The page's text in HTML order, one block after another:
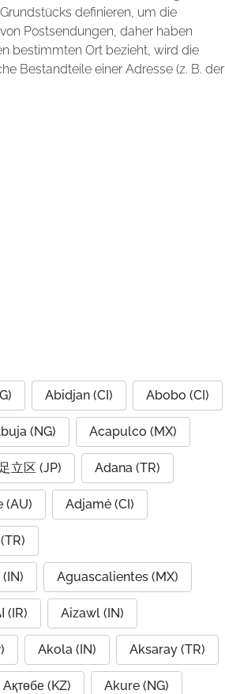
definieren, um die
Postsendungen, daher haben
bestimmten Ort bezieht, wird die
Bestandteile einer Adresse (z. B. der
Abidjan (CI) Abobo (CI)
(NG) Acapulco (MX)
立区 (JP) Adana (TR)
(AU) Adjamé (CI)
Aguascalientes (MX)
Ahwaz, اهواز (IR) Aizawl (IN)
Akola (IN) Aksaray (TR)
(KZ) Akure (NG)